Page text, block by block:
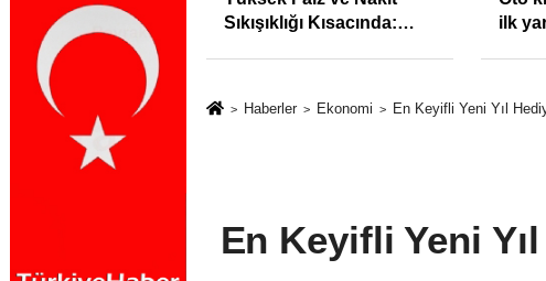
%31,75;
%50,49 olarak
Sıkışıklığı Kısacında:
ilk
Haberler Ekonomi En Keyifli Yeni Yıl
En Keyifli Yeni